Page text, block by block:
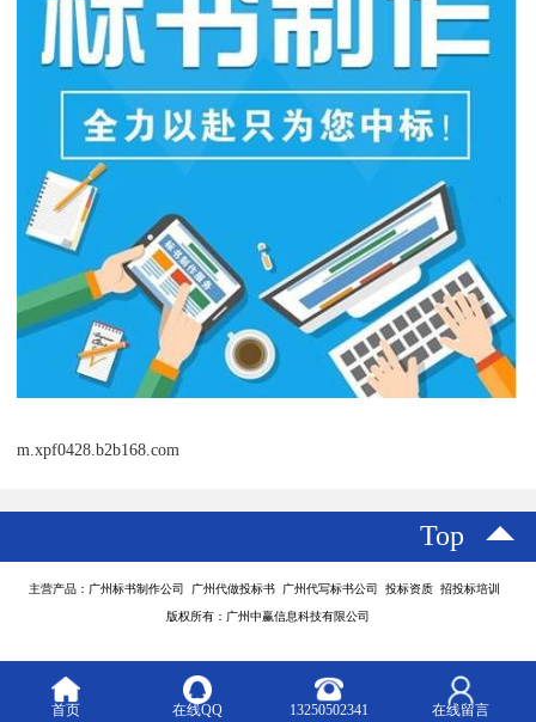
m.xpf0428.b2b168.com
Top
主营产品：广州标书制作公司 广州代做投标书 广州代写标书公司 投标资质 招投标培训
版权所有：广州中赢信息科技有限公司
首页 在线QQ 13250502341 在线留言